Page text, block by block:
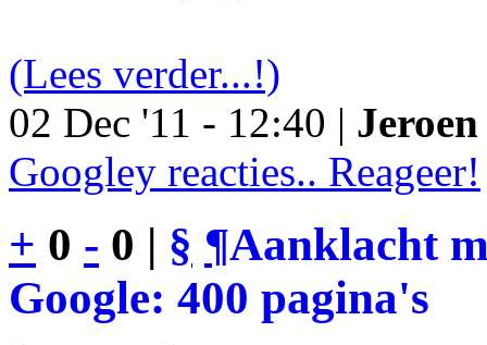
(Lees verder...!)
02 Dec '11 - 12:40 |
Googley reacties.. Reageer!
+ 0 - 0 | § ¶Aanklacht
Google: 400 pagina's